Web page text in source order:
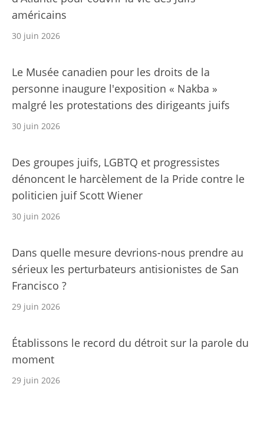
américains
30 juin 2026
Le Musée canadien pour les droits de la
personne inaugure l'exposition « Nakba »
malgré les protestations des dirigeants juifs
30 juin 2026
Des groupes juifs, LGBTQ et progressistes
dénoncent le harcèlement de la Pride contre le
politicien juif Scott Wiener
30 juin 2026
Dans quelle mesure devrions-nous prendre au
sérieux les perturbateurs antisionistes de San
Francisco ?
29 juin 2026
Établissons le record du détroit sur la parole du
moment
29 juin 2026